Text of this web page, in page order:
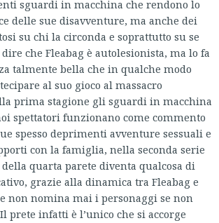
sguardi in macchina che rendono lo
delle sue disavventure, ma anche dei
su chi la circonda e soprattutto su se
che Fleabag è autolesionista, ma lo fa
talmente bella che in qualche modo
al suo gioco al massacro
prima stagione gli sguardi in macchina
spettatori funzionano come commento
spesso deprimenti avventure sessuali e
con la famiglia, nella seconda serie
quarta parete diventa qualcosa di
grazie alla dinamica tra Fleabag e
non nomina mai i personaggi se non
prete infatti è l’unico che si accorge